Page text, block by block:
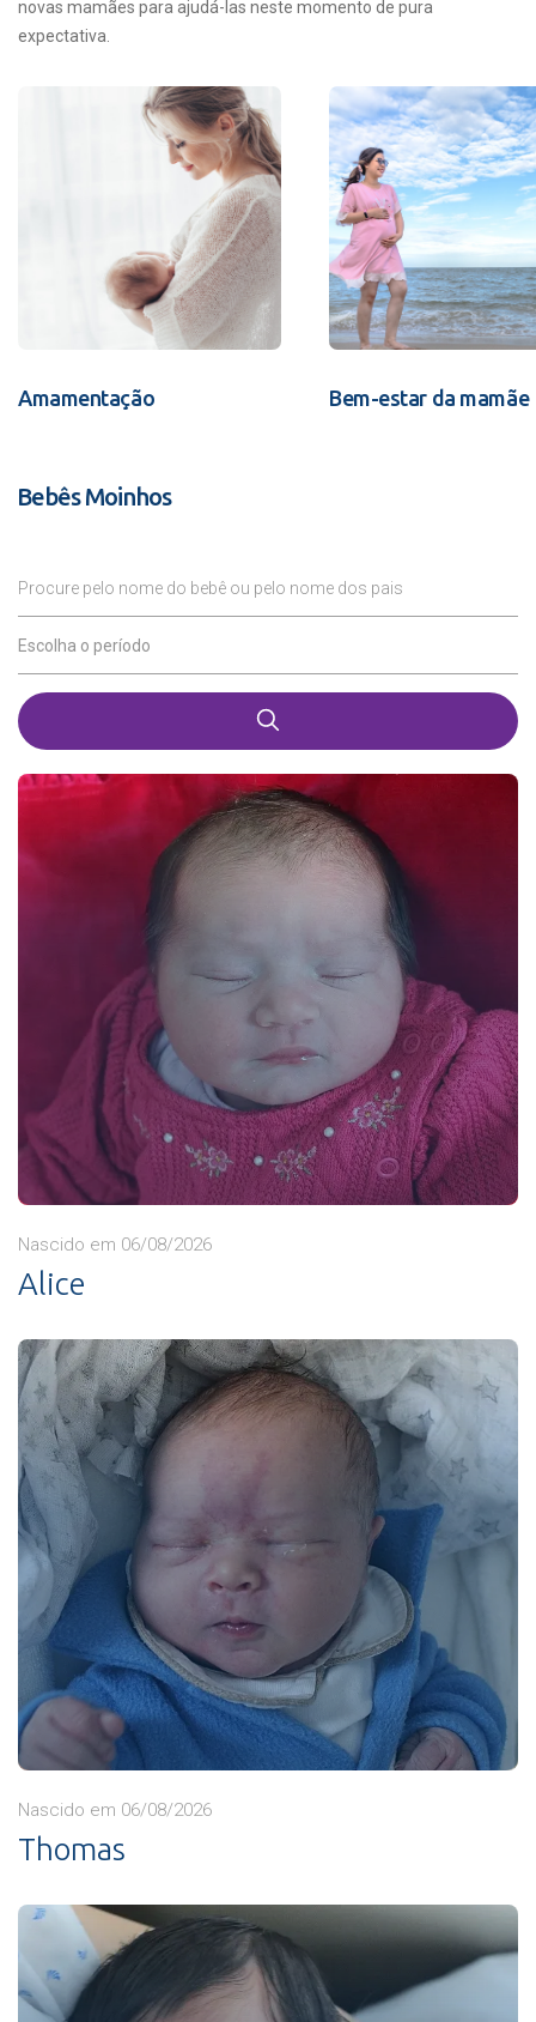
novas mamães para ajudá-las neste momento de pura
expectativa.
Amamentação Bem-estar da mamãe
Bebês Moinhos
Procure pelo nome do bebê ou pelo nome dos pais
Escolha o período
Nascido em 06/08/2026
Alice
Nascido em 06/08/2026
Thomas